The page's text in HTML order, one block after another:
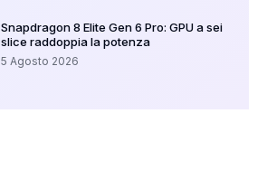
Snapdragon 8 Elite Gen 6 Pro: GPU a sei
slice raddoppia la potenza
5 Agosto 2026